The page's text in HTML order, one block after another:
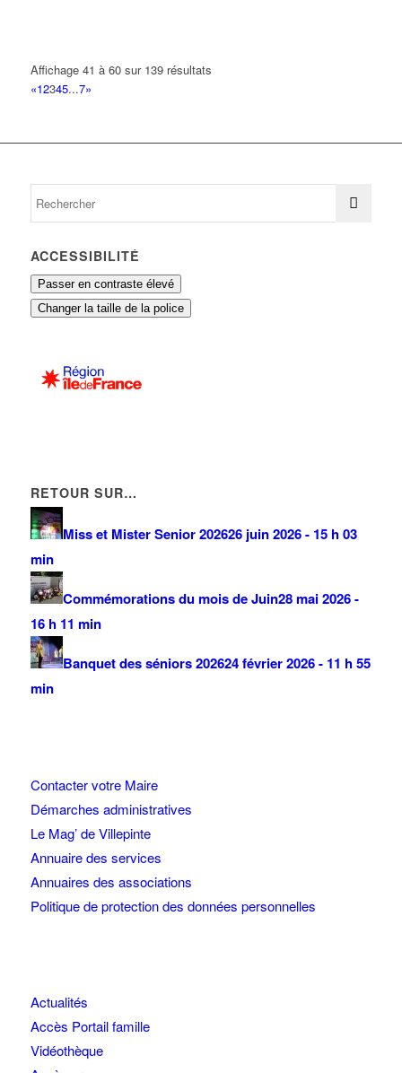
Affichage 41 à 60 sur 139 résultats
«12345...7»
ACCESSIBILITÉ
Passer en contraste élevé
Changer la taille de la police
RETOUR SUR…
Miss et Mister Senior 202626 juin 2026 - 15 h 03
min
Commémorations du mois de Juin28 mai 2026 -
16 h 11 min
Banquet des séniors 202624 février 2026 - 11 h 55
min
Contacter votre Maire
Démarches administratives
Le Mag’ de Villepinte
Annuaire des services
Annuaires des associations
Politique de protection des données personnelles
Actualités
Accès Portail famille
Vidéothèque